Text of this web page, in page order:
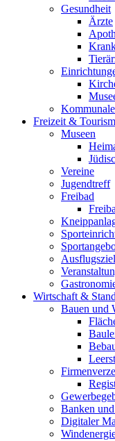
Gesundheit
Ärzte
Freizeit &
Museen
Vereine
Jugendtreff
Freibad
Wirtschaft &
Bauen und
Banken
Digitaler